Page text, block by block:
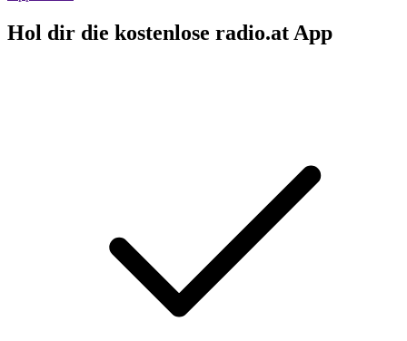
Hol dir die kostenlose radio.at App